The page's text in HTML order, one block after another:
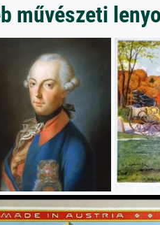
művészeti